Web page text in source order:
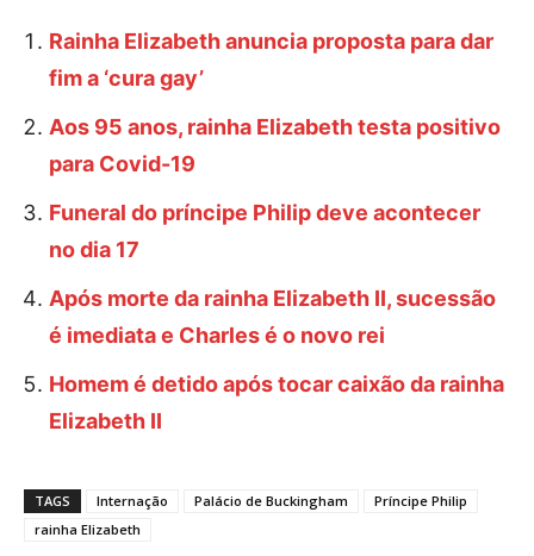
Rainha Elizabeth anuncia proposta para dar
fim a ‘cura gay’
Aos 95 anos, rainha Elizabeth testa positivo
para Covid-19
Funeral do príncipe Philip deve acontecer
no dia 17
Após morte da rainha Elizabeth II, sucessão
é imediata e Charles é o novo rei
Homem é detido após tocar caixão da rainha
Elizabeth II
TAGS Internação Palácio de Buckingham
Príncipe Philip
rainha Elizabeth